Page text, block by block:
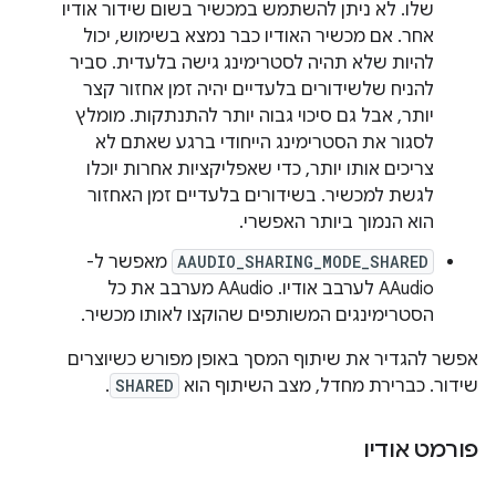
שלו. לא ניתן להשתמש במכשיר בשום שידור אודיו
אחר. אם מכשיר האודיו כבר נמצא בשימוש, יכול
להיות שלא תהיה לסטרימינג גישה בלעדית. סביר
להניח שלשידורים בלעדיים יהיה זמן אחזור קצר
יותר, אבל גם סיכוי גבוה יותר להתנתקות. מומלץ
לסגור את הסטרימינג הייחודי ברגע שאתם לא
צריכים אותו יותר, כדי שאפליקציות אחרות יוכלו
לגשת למכשיר. בשידורים בלעדיים זמן האחזור
הוא הנמוך ביותר האפשרי.
AAUDIO_SHARING_MODE_SHARED מאפשר ל-
AAudio לערבב אודיו. AAudio מערבב את כל
הסטרימינגים המשותפים שהוקצו לאותו מכשיר.
אפשר להגדיר את שיתוף המסך באופן מפורש כשיוצרים
שידור. כברירת מחדל, מצב השיתוף הוא SHARED
.
פורמט אודיו